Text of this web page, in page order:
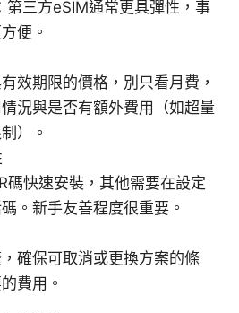
第三方eSIM通常更具彈性，事
便。
效期限的價格，別只看月費，
況與是否有額外費用（如超量
）。
碼快速安裝，其他需要在設定
。新手友善程度很重要。
確保可取消或更換方案的條
費用。